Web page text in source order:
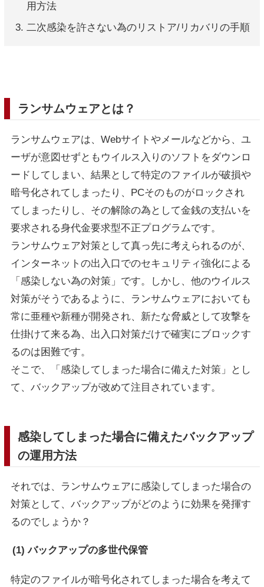
用方法
二次感染を許さない為のリストア/リカバリの手順
ランサムウェアとは？
ランサムウェアは、Webサイトやメールなどから、ユ
ーザが意図せずともウイルス入りのソフトをダウンロ
ードしてしまい、結果として特定のファイルが破損や
暗号化されてしまったり、PCそのものがロックされ
てしまったりし、その解除の為として金銭の支払いを
要求される身代金要求型不正プログラムです。
ランサムウェア対策として真っ先に考えられるのが、
インターネットの出入口でのセキュリティ強化による
「感染しない為の対策」です。しかし、他のウイルス
対策がそうであるように、ランサムウェアにおいても
常に亜種や新種が開発され、新たな脅威として攻撃を
仕掛けて来る為、出入口対策だけで確実にブロックす
るのは困難です。
そこで、「感染してしまった場合に備えた対策」とし
て、バックアップが改めて注目されています。
感染してしまった場合に備えたバックアップ
の運用方法
それでは、ランサムウェアに感染してしまった場合の
対策として、バックアップがどのように効果を発揮す
るのでしょうか？
(1) バックアップの多世代保管
特定のファイルが暗号化されてしまった場合を考えて